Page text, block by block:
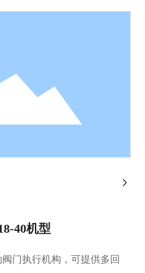
40机型
门执行机构，可提供多回